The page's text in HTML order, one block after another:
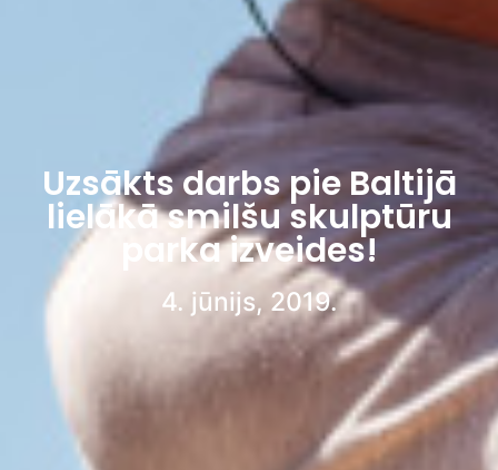
Uzsākts darbs pie Baltijā
lielākā smilšu skulptūru
parka izveides!
4. jūnijs, 2019.